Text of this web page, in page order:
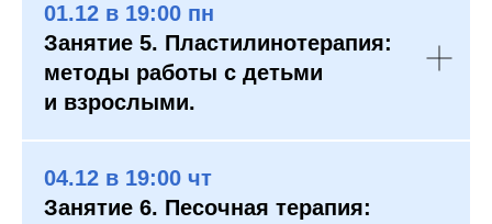
01.12 в 19:00 пн
Занятие 5. Пластилинотерапия:
методы работы с детьми
и взрослыми.
04.12 в 19:00 чт
Занятие 6. Песочная терапия: